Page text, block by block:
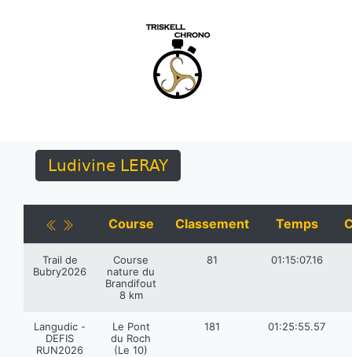
Ludivine LERAY
Course Classement Temps
Trail de
Bubry2026
Course
nature du
Brandifout
8 km
81 01:15:07.16
Langudic -
DEFIS
RUN2026
Le Pont
du Roch
(Le 10)
181 01:25:55.57